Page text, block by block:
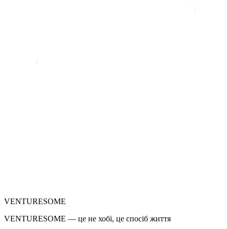
VENTURESOME
VENTURESOME — це не хобі, це спосіб життя